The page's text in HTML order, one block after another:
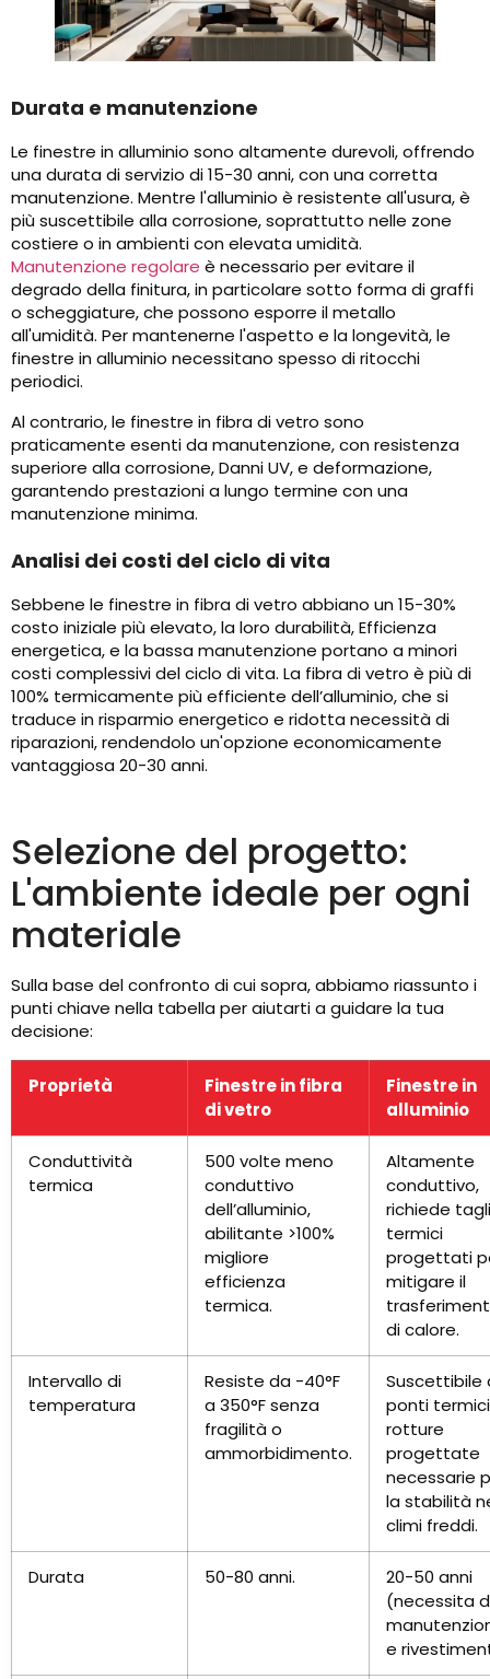
Durata e manutenzione
Le finestre in alluminio sono altamente durevoli, offrendo
una durata di servizio di 15-30 anni, con una corretta
manutenzione. Mentre l'alluminio è resistente all'usura, è
più suscettibile alla corrosione, soprattutto nelle zone
costiere o in ambienti con elevata umidità.
Manutenzione regolare è necessario per evitare il
degrado della finitura, in particolare sotto forma di graffi
o scheggiature, che possono esporre il metallo
all'umidità. Per mantenerne l'aspetto e la longevità, le
finestre in alluminio necessitano spesso di ritocchi
periodici.
Al contrario, le finestre in fibra di vetro sono
praticamente esenti da manutenzione, con resistenza
superiore alla corrosione, Danni UV, e deformazione,
garantendo prestazioni a lungo termine con una
manutenzione minima.
Analisi dei costi del ciclo di vita
Sebbene le finestre in fibra di vetro abbiano un 15-30%
costo iniziale più elevato, la loro durabilità, Efficienza
energetica, e la bassa manutenzione portano a minori
costi complessivi del ciclo di vita. La fibra di vetro è più di
100% termicamente più efficiente dell’alluminio, che si
traduce in risparmio energetico e ridotta necessità di
riparazioni, rendendolo un'opzione economicamente
vantaggiosa 20-30 anni.
Selezione del progetto:
L'ambiente ideale per ogni
materiale
Sulla base del confronto di cui sopra, abbiamo riassunto i
punti chiave nella tabella per aiutarti a guidare la tua
decisione:
Proprietà
Finestre in fibra
di vetro
Finestre in
alluminio
Conduttività
termica
500 volte meno
conduttivo
dell’alluminio,
abilitante >100%
migliore
efficienza
termica.
Altamente
conduttivo,
richiede tagli
termici
progettati
mitigare il
di calore.
Intervallo di
temperatura
Resiste da -40°F
a 350°F senza
fragilità o
ammorbidimento.
Suscettibile
ponti
rotture
progettate
necessarie
la stabilità
climi freddi.
Durata 50-80 anni.
20-50 anni
(necessita
e